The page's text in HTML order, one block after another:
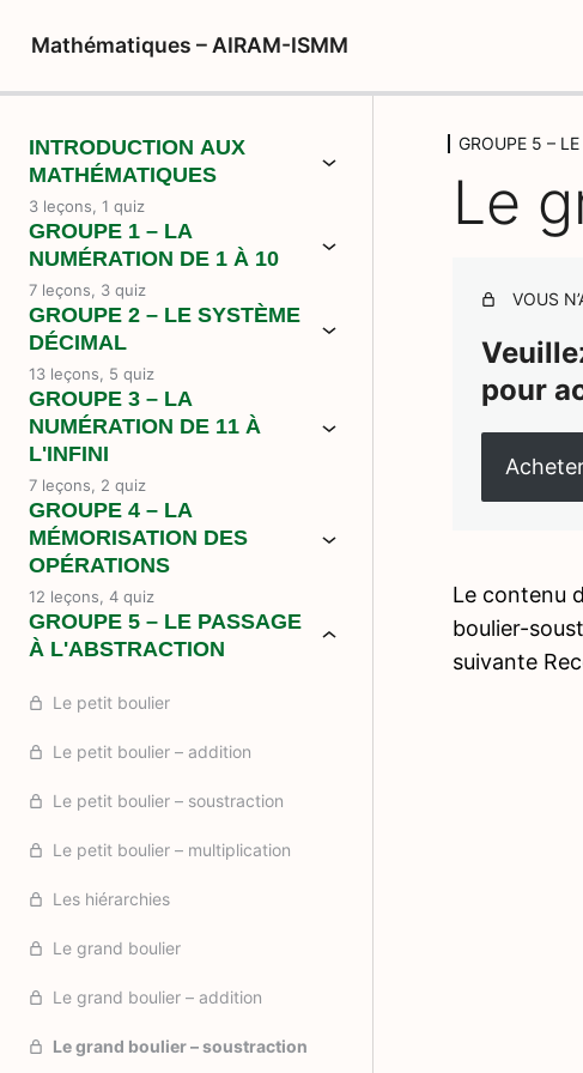
Mathématiques – AIRAM-ISMM
INTRODUCTION AUX
MATHÉMATIQUES
3 leçons, 1 quiz
GROUPE 1 – LA
NUMÉRATION DE 1 À 10
7 leçons, 3 quiz
GROUPE 2 – LE SYSTÈME
DÉCIMAL
13 leçons, 5 quiz
GROUPE 3 – LA
NUMÉRATION DE 11 À
L'INFINI
7 leçons, 2 quiz
GROUPE 4 – LA
MÉMORISATION DES
OPÉRATIONS
12 leçons, 4 quiz
GROUPE 5 – LE PASSAGE
À L'ABSTRACTION
Le petit boulier
Le petit boulier – addition
Le petit boulier – soustraction
Le petit boulier – multiplication
Les hiérarchies
Le grand boulier
Le grand boulier – addition
Le grand boulier – soustraction
GROUPE 5 – LE
Le
VOUS
pour
Le contenu
boulier-
suivante